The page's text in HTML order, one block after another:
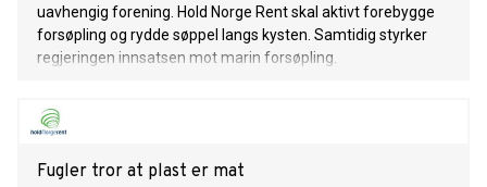
uavhengig forening. Hold Norge Rent skal aktivt forebygge
forsøpling og rydde søppel langs kysten. Samtidig styrker
regjeringen innsatsen mot marin forsøpling.
Fugler tror at plast er mat